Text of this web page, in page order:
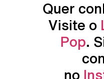
Quer
Visite o
Pop.
no